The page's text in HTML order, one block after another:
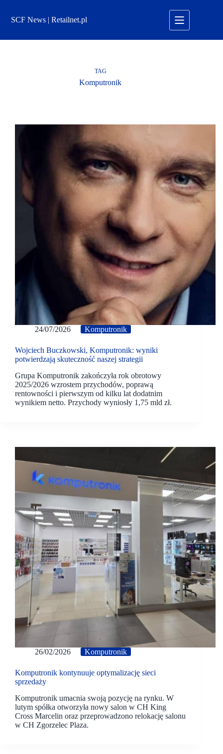
treściSCF News | Retailnet.pl
TAG
Komputronik
24/07/2026 Komputronik
Wojciech Buczkowski, Komputronik: wyniki
potwierdzają skuteczność naszej strategii
Grupa Komputronik zakończyła rok obrotowy
2025/2026 wzrostem przychodów, poprawą
rentowności i pierwszym od kilku lat dodatnim
wynikiem netto. Przychody wyniosły 1,75 mld zł.
26/02/2026 Komputronik
Komputronik kontynuuje optymalizację sieci
sprzedaży
Komputronik umacnia swoją pozycję na rynku. W
lutym spółka otworzyła nowy salon w CH King
Cross Marcelin oraz przeprowadzono relokację salonu
w CH Zgorzelec Plaza.